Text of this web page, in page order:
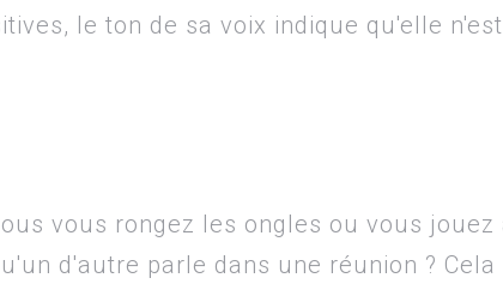
le ton de sa voix indique qu'elle
vous rongez les ongles ou vous
d'autre parle dans une réunion ?